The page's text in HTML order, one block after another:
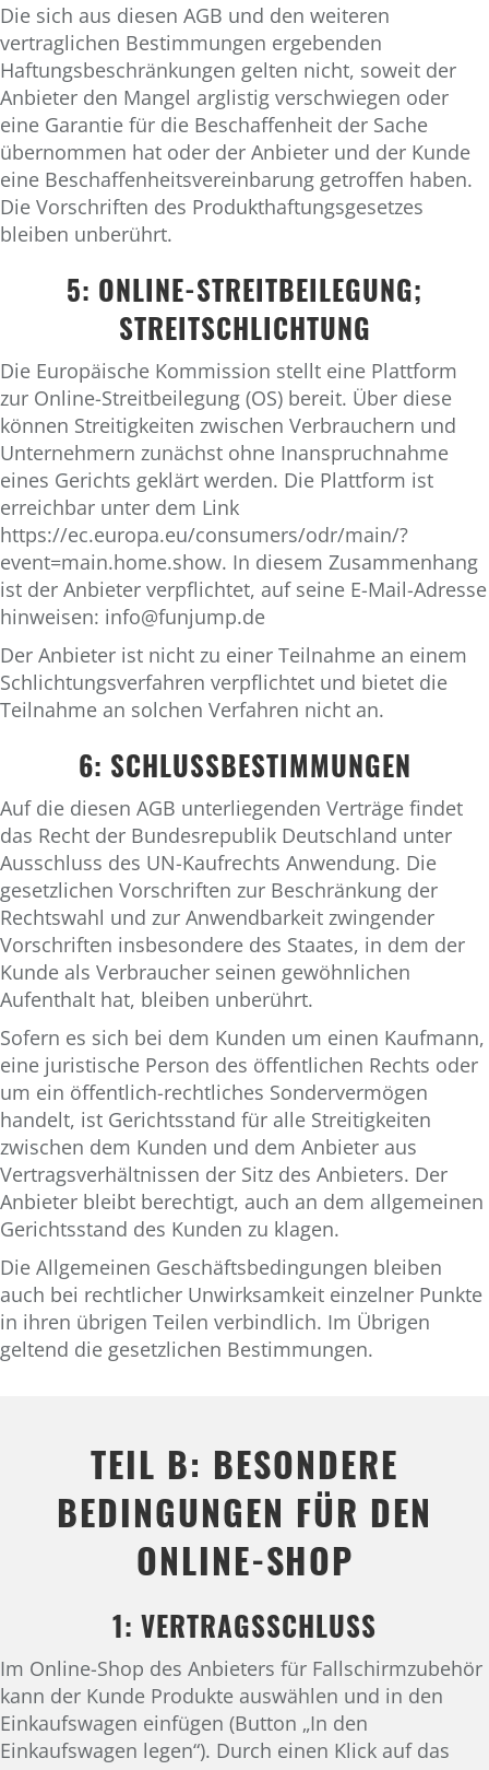
Die sich aus diesen AGB und den weiteren
vertraglichen Bestimmungen ergebenden
Haftungsbeschränkungen gelten nicht, soweit der
Anbieter den Mangel arglistig verschwiegen oder
eine Garantie für die Beschaffenheit der Sache
übernommen hat oder der Anbieter und der Kunde
eine Beschaffenheitsvereinbarung getroffen haben.
Die Vorschriften des Produkthaftungsgesetzes
bleiben unberührt.
5: ONLINE-STREITBEILEGUNG;
STREITSCHLICHTUNG
Die Europäische Kommission stellt eine Plattform
zur Online-Streitbeilegung (OS) bereit. Über diese
können Streitigkeiten zwischen Verbrauchern und
Unternehmern zunächst ohne Inanspruchnahme
eines Gerichts geklärt werden. Die Plattform ist
erreichbar unter dem Link
https://ec.europa.eu/consumers/odr/main/?
event=main.home.show. In diesem Zusammenhang
ist der Anbieter verpflichtet, auf seine E-Mail-Adresse
hinweisen: info@funjump.de
Der Anbieter ist nicht zu einer Teilnahme an einem
Schlichtungsverfahren verpflichtet und bietet die
Teilnahme an solchen Verfahren nicht an.
6: SCHLUSSBESTIMMUNGEN
Auf die diesen AGB unterliegenden Verträge findet
das Recht der Bundesrepublik Deutschland unter
Ausschluss des UN-Kaufrechts Anwendung. Die
gesetzlichen Vorschriften zur Beschränkung der
Rechtswahl und zur Anwendbarkeit zwingender
Vorschriften insbesondere des Staates, in dem der
Kunde als Verbraucher seinen gewöhnlichen
Aufenthalt hat, bleiben unberührt.
Sofern es sich bei dem Kunden um einen Kaufmann,
eine juristische Person des öffentlichen Rechts oder
um ein öffentlich-rechtliches Sondervermögen
handelt, ist Gerichtsstand für alle Streitigkeiten
zwischen dem Kunden und dem Anbieter aus
Vertragsverhältnissen der Sitz des Anbieters. Der
Anbieter bleibt berechtigt, auch an dem allgemeinen
Gerichtsstand des Kunden zu klagen.
Die Allgemeinen Geschäftsbedingungen bleiben
auch bei rechtlicher Unwirksamkeit einzelner Punkte
in ihren übrigen Teilen verbindlich. Im Übrigen
geltend die gesetzlichen Bestimmungen.
TEIL B: BESONDERE
BEDINGUNGEN FÜR DEN
ONLINE-SHOP
1: VERTRAGSSCHLUSS
Im Online-Shop des Anbieters für Fallschirmzubehör
kann der Kunde Produkte auswählen und in den
Einkaufswagen einfügen (Button „In den
Einkaufswagen legen“). Durch einen Klick auf das